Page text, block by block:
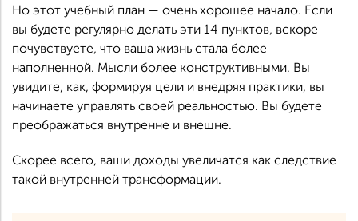
Но этот учебный план — очень хорошее начало. Если
вы будете регулярно делать эти 14 пунктов, вскоре
почувствуете, что ваша жизнь стала более
наполненной. Мысли более конструктивными. Вы
увидите, как, формируя цели и внедряя практики, вы
начинаете управлять своей реальностью. Вы будете
преображаться внутренне и внешне.
Скорее всего, ваши доходы увеличатся как следствие
такой внутренней трансформации.